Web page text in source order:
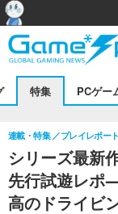
特集 PCゲー
シリーズ最新
先行試遊レポ
高のドライビ
連載・特集 プレイレポート